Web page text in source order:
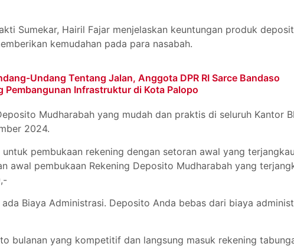
Sumekar, Hairil Fajar menjelaskan keuntungan produk
kemudahan pada para nasabah.
Undang Tentang Jalan, Anggota DPR RI Sarce Bandaso
Pembangunan Infrastruktur di Kota Palopo
Mudharabah yang mudah dan praktis di seluruh Kantor
2024.
untuk pembukaan rekening dengan setoran awal yang
awal pembukaan Rekening Deposito Mudharabah yang
Biaya Administrasi. Deposito Anda bebas dari biaya
bulanan yang kompetitif dan langsung masuk rekening